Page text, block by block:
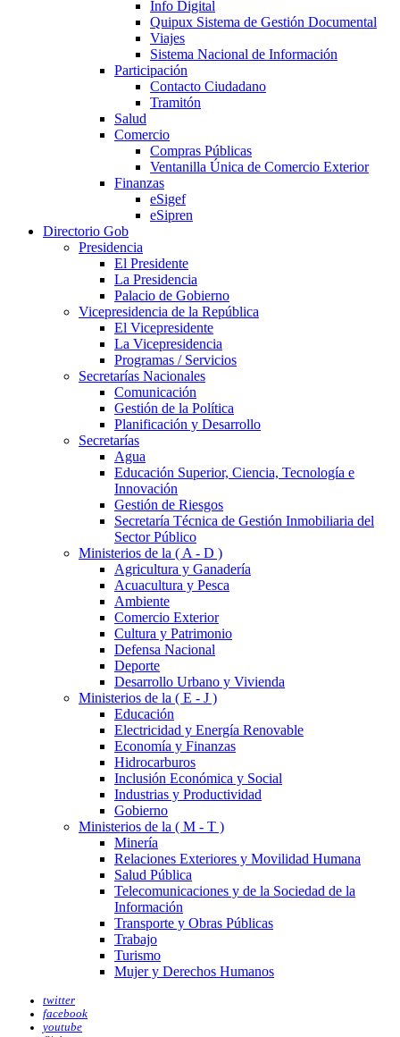
Info Digital
Quipux Sistema de Gestión Documental
Viajes
Sistema Nacional de Información
Participación
Contacto Ciudadano
Tramitón
Salud
Comercio
Compras Públicas
Ventanilla Única de Comercio Exterior
Finanzas
eSigef
eSipren
Directorio Gob
Presidencia
El Presidente
La Presidencia
Palacio de Gobierno
Vicepresidencia de la República
El Vicepresidente
La Vicepresidencia
Programas / Servicios
Secretarías Nacionales
Comunicación
Gestión de la Política
Planificación y Desarrollo
Secretarías
Agua
Educación Superior, Ciencia, Tecnología e
Innovación
Gestión de Riesgos
Secretaría Técnica de Gestión Inmobiliaria del
Sector Público
Ministerios de la ( A - D )
Agricultura y Ganadería
Acuacultura y Pesca
Ambiente
Comercio Exterior
Cultura y Patrimonio
Defensa Nacional
Deporte
Desarrollo Urbano y Vivienda
Ministerios de la ( E - J )
Educación
Electricidad y Energía Renovable
Economía y Finanzas
Hidrocarburos
Inclusión Económica y Social
Industrias y Productividad
Gobierno
Ministerios de la ( M - T )
Minería
Relaciones Exteriores y Movilidad Humana
Salud Pública
Telecomunicaciones y de la Sociedad de la
Información
Transporte y Obras Públicas
Trabajo
Turismo
Mujer y Derechos Humanos
twitter
facebook
youtube